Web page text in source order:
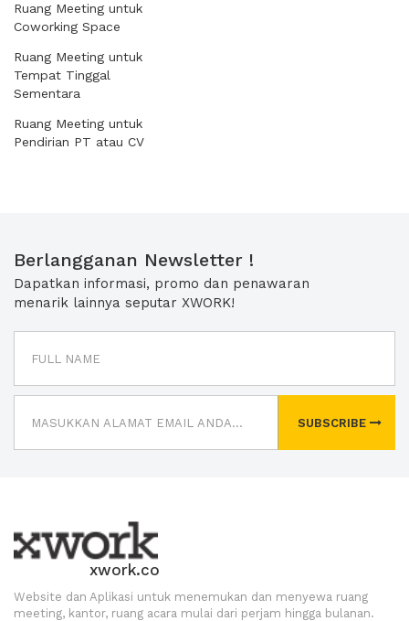
Ruang Meeting untuk
Coworking Space
Ruang Meeting untuk
Tempat Tinggal
Sementara
Ruang Meeting untuk
Pendirian PT atau CV
Berlangganan Newsletter !
Dapatkan informasi, promo dan penawaran
menarik lainnya seputar XWORK!
SUBSCRIBE
xwork.co
Website dan Aplikasi untuk menemukan dan menyewa ruang
meeting, kantor, ruang acara mulai dari perjam hingga bulanan.